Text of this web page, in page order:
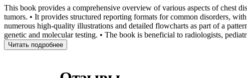
This book provides a comprehensive overview of various aspects of chest
tumors. • It provides structured reporting formats for common disorders,
numerous high-quality illustrations and detailed flowcharts as part of a
genetic and molecular testing. • The book is beneficial to radiologists,
Читать подробнее